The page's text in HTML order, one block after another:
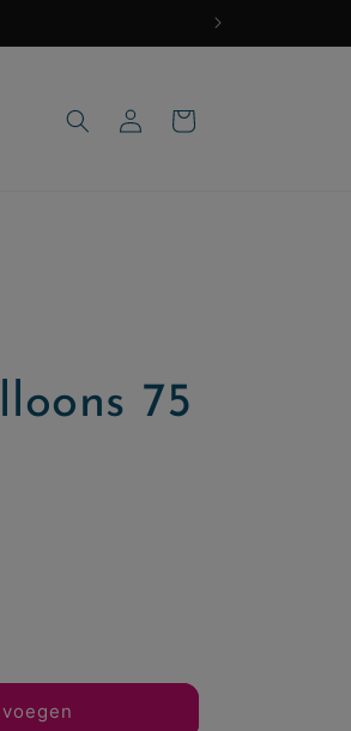
Inloggen
Winkelwagen
75